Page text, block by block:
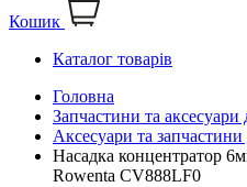
Кошик
Каталог товарів
Головна
Запчастини та аксесуари
Аксесуари та запчастини
Насадка концентратор
Rowenta CV888LF0